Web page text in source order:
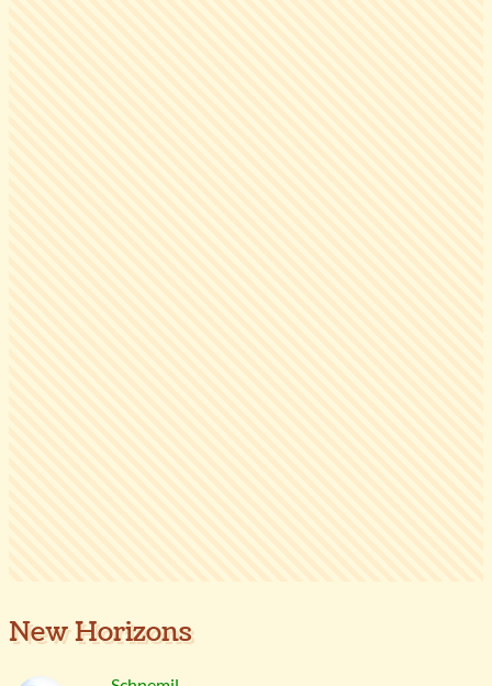
New Horizons